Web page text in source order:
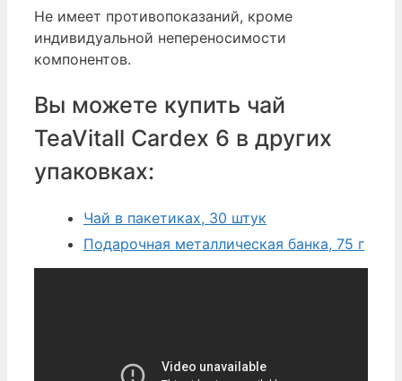
Не имеет противопоказаний, кроме
индивидуальной непереносимости
компонентов.
Вы можете купить чай
TeaVitall Сardex 6 в других
упаковках:
Чай в пакетиках, 30 штук
Подарочная металлическая банка, 75 г